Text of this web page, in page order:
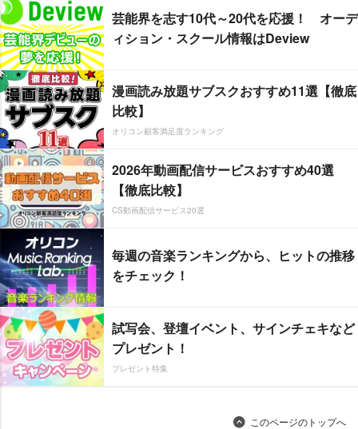
芸能界を志す10代～20代を応援！ オーデ
ィション・スクール情報はDeview
漫画読み放題サブスクおすすめ11選【徹底
比較】
オリコン顧客満足度ランキング
2026年動画配信サービスおすすめ40選
【徹底比較】
CS動画配信サービス20選
毎週の音楽ランキングから、ヒットの推移
をチェック！
試写会、登壇イベント、サインチェキなど
プレゼント！
プレゼント特集
このページのトップへ